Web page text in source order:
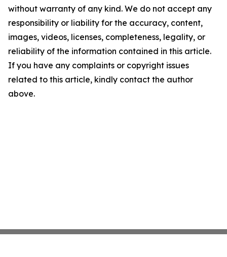
without warranty of any kind. We do not accept any
responsibility or liability for the accuracy, content,
images, videos, licenses, completeness, legality, or
reliability of the information contained in this article.
If you have any complaints or copyright issues
related to this article, kindly contact the author
above.